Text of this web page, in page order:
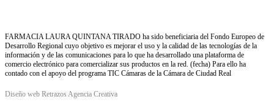
FARMACIA LAURA QUINTANA TIRADO ha sido beneficiaria del Fondo Europeo de
Desarrollo Regional cuyo objetivo es mejorar el uso y la calidad de las tecnologías de la
información y de las comunicaciones para lo que ha desarrollado una plataforma de
comercio electrónico para comercializar sus productos en la red. (fecha) Para ello ha
contado con el apoyo del programa TIC Cámaras de la Cámara de Ciudad Real
Diseño web Retrazos Agencia Creativa